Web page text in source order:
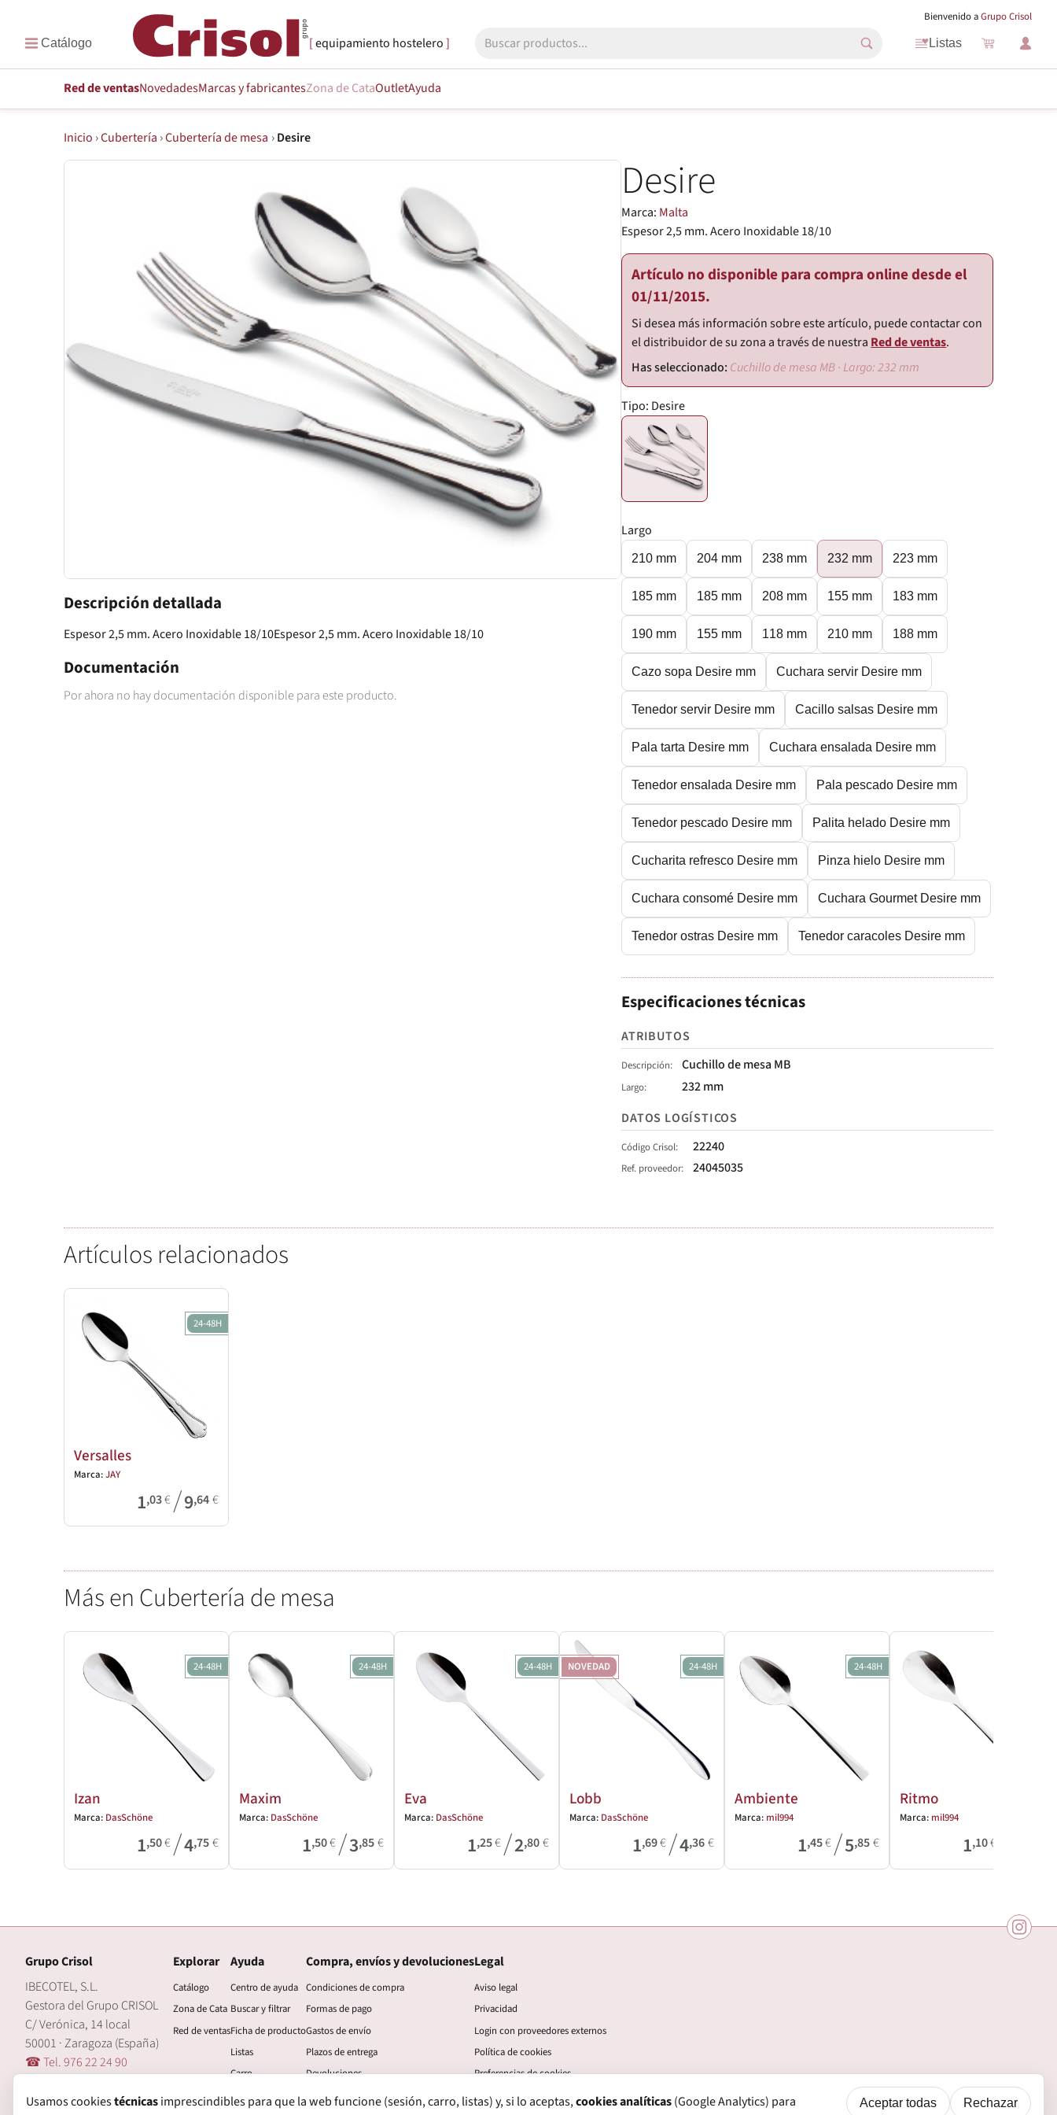
Bienvenido aGrupo Crisol
equipamiento hostelero Listas
Red de ventasNovedadesMarcasy fabricantesZona de CataOutletAyuda
Inicio ›Cubertería ›Cubertería de mesa › Desire
Descripción detallada
Espesor 2,5 mm. Acero Inoxidable 18/10Espesor 2,5 mm. Acero Inoxidable 18/10
Documentación
Por ahora no hay documentación disponible para este producto.
Desire
Marca: Malta
Espesor 2,5 mm. Acero Inoxidable 18/10
Artículo no disponible para compra online desde el
01/11/2015.
Si desea más información sobre este artículo, puede contactar con
el distribuidor de su zona a través de nuestra Red de ventas.
Cuchillo de mesa MB · Largo: 232 mm
Tipo: Desire
Largo
210 mm 204 mm 238 mm 232 mm 223 mm
185 mm 185 mm 208 mm 155 mm 183 mm
190 mm 155 mm 118 mm 210 mm 188 mm
Cazo sopa Desire mm Cuchara servir Desire mm
Tenedor servir Desire mm Cacillo salsas Desire mm
Pala tarta Desire mm Cuchara ensalada Desire mm
Tenedor ensalada Desire mm Pala pescado Desire mm
Tenedor pescado Desire mm Palita helado Desire mm
Cucharita refresco Desire mm Pinza hielo Desire mm
Cuchara consomé Desire mm Cuchara Gourmet Desire mm
Tenedor ostras Desire mm Tenedor caracoles Desire mm
Especificaciones técnicas
ATRIBUTOS
Descripción Cuchillo de mesa MB
Largo
232 mm
DATOS LOGÍSTICOS
Código Crisol 22240
Ref. proveedor 24045035
Artículos relacionados
24-48H
Versalles
Marca:JAY
1,03€/9,64€
Más en Cubertería de mesa
24-48H
Izan
Marca: DasSchöne
1,50€/4,75€
24-48H
Maxim
Marca: DasSchöne
1,50€/3,85€
24-48H
Eva
Marca: DasSchöne
1,25€/2,80€
NOVEDAD 24-48H
Lobb
Marca: DasSchöne
1,69€/4,36€
24-48H
Ambiente
Marca: mil994
1,45€/5,85€
Ritmo
Marca: mil994
1,10€
Grupo Crisol
IBECOTEL, S.L.
Gestora del Grupo CRISOL
C/ Verónica, 14 local
50001 · Zaragoza (España)
☎ Tel. 976 22 24 90
Explorar
Catálogo
Zona de Cata
Red de ventas
Ayuda
Centro de ayuda
Buscar y filtrar
Ficha de producto
Listas
Carro
Mi cuenta
Compra, envíos y devoluciones
Condiciones de compra
Formas de pago
Gastos de envío
Plazos de entrega
Devoluciones
Garantía
Legal
Aviso legal
Privacidad
Login con proveedores externos
Política de cookies
Preferencias de cookies
Usamos cookiestécnicasimprescindibles para que la web funcione (sesión, carro, listas) y, si lo aceptas,cookies analíticas(Google Analytics) para
Aceptar todas Rechazar